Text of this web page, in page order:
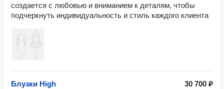
создается с любовью и вниманием к деталям, чтобы
подчеркнуть индивидуальность и стиль каждого клиента
30 700 ₽
Блузки High